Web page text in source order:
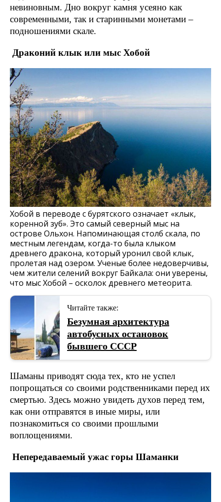
невиновным. Дно вокруг камня усеяно как
современными, так и старинными монетами –
подношениями скале.
Драконий клык или мыс Хобой
Хобой в переводе с бурятского означает «клык,
коренной зуб». Это самый северный мыс на
острове Ольхон. Напоминающая столб скала, по
местным легендам, когда-то была клыком
древнего дракона, который уронил свой клык,
пролетая над озером. Ученые более недоверчивы,
чем жители селений вокруг Байкала: они уверены,
что мыс Хобой – осколок древнего метеорита.
Читайте также:
Безумная архитектура
автобусных остановок
бывшего СССР
Шаманы приводят сюда тех, кто не успел
попрощаться со своими родственниками перед их
смертью. Здесь можно увидеть духов перед тем,
как они отправятся в иные миры, или
познакомиться со своими прошлыми
воплощениями.
Непередаваемый ужас горы Шаманки